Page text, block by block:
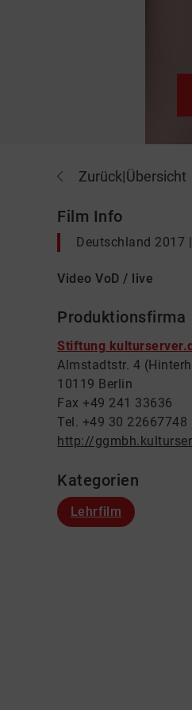
Zurück|Übersicht
Film Info
Deutschland 2017
Video VoD / live
Produktionsfirma
Stiftung
Almstadtstr. 4
10119 Berlin
Fax +49 241 33636
Tel. +49 30 22667748
http://
Kategorien
Lehrfilm